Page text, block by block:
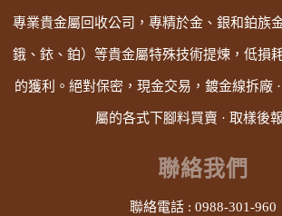
專業貴金屬回收公司，專精於金、銀和鉑族
鋨、銥、鉑）等貴金屬特殊技術提煉，低損
的獲利。絕對保密，現金交易，鍍金線拆廠
屬的各式下腳料買賣 · 取樣後
聯絡我們
聯絡電話 : 0988-301-960